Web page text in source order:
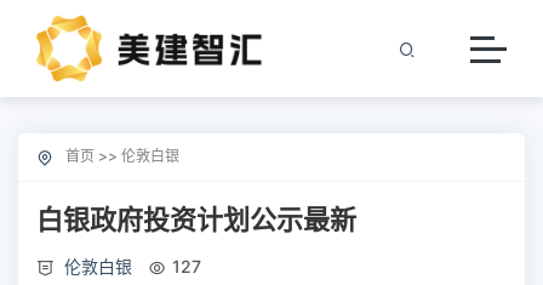
首页 >> 伦敦白银
白银政府投资计划公示最新
伦敦白银 127